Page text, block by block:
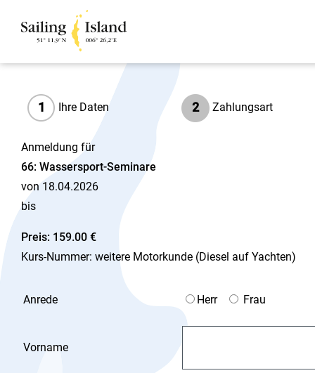
1 Ihre Daten 2 Zahlungsart
Anmeldung für
66: Wassersport-Seminare
von 18.04.2026
bis
Preis: 159.00 €
Kurs-Nummer: weitere Motorkunde (Diesel auf Yachten)
Anrede Herr Frau
Vorname